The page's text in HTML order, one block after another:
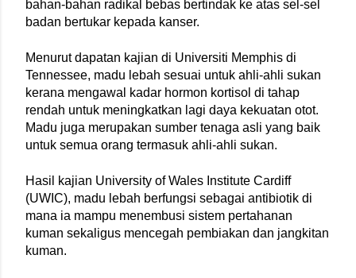
bahan-bahan radikal bebas bertindak ke atas sel-sel
badan bertukar kepada kanser.
Menurut dapatan kajian di Universiti Memphis di
Tennessee, madu lebah sesuai untuk ahli-ahli sukan
kerana mengawal kadar hormon kortisol di tahap
rendah untuk meningkatkan lagi daya kekuatan otot.
Madu juga merupakan sumber tenaga asli yang baik
untuk semua orang termasuk ahli-ahli sukan.
Hasil kajian University of Wales Institute Cardiff
(UWIC), madu lebah berfungsi sebagai antibiotik di
mana ia mampu menembusi sistem pertahanan
kuman sekaligus mencegah pembiakan dan jangkitan
kuman.